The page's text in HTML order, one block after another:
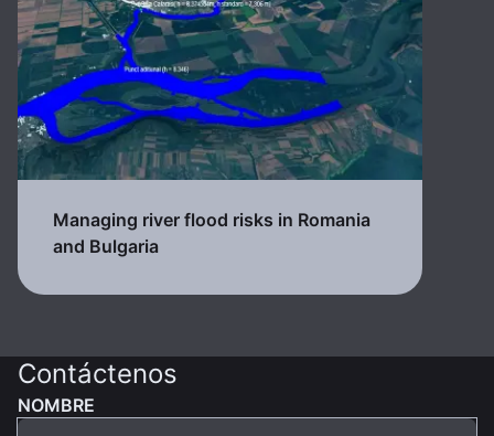
Managing river flood risks in Romania
and Bulgaria
Contáctenos
NOMBRE